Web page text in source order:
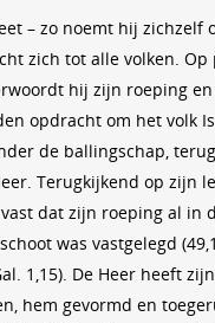
– zo noemt hij zichzelf
zich tot alle volken. Op
hij zijn roeping
opdracht om het volk
de ballingschap,
Terugkijkend op zijn
dat zijn roeping al in
was vastgelegd
1,15). De Heer heeft
hem gevormd en